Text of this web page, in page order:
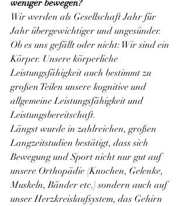
weniger bewegen?
Wir werden als Gesellschaft Jahr für
Jahr übergewichtiger und ungesünder.
Ob es uns gefällt oder nicht: Wir sind ein
Körper. Unsere körperliche
Leistungsfähigkeit auch bestimmt zu
großen Teilen unsere kognitive und
allgemeine Leistungsfähigkeit und
Leistungsbereitschaft.
Längst wurde in zahlreichen, großen
Langzeitstudien bestätigt, dass sich
Bewegung und Sport nicht nur gut auf
unsere Orthopädie (Knochen, Gelenke,
Muskeln, Bänder etc.) sondern auch auf
unser Herzkreislaufsystem, das Gehirn